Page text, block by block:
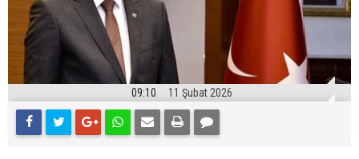
09:10 11 Şubat 2026